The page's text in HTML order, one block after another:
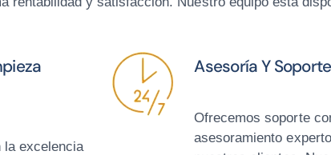
la excelencia
Asesoría Y
Ofrecemos soporte
asesoramiento